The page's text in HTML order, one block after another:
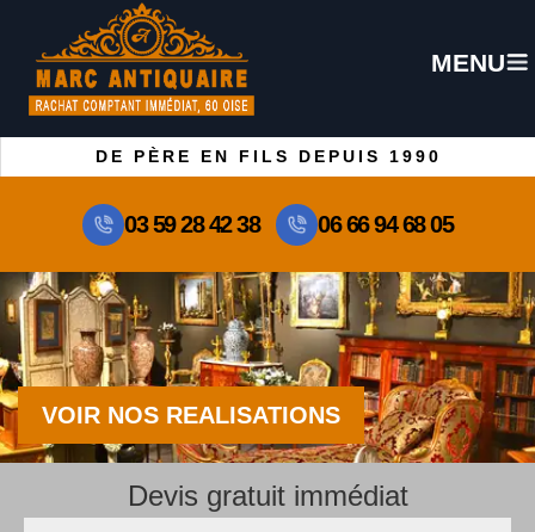
MENU
DE PÈRE EN FILS DEPUIS 1990
03 59 28 42 38 06 66 94 68 05
VOIR NOS REALISATIONS
Devis gratuit immédiat